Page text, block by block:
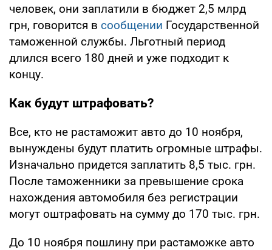
человек, они заплатили в бюджет 2,5 млрд
грн, говорится в сообщении Государственной
таможенной службы. Льготный период
длился всего 180 дней и уже подходит к
концу.
Как будут штрафовать?
Все, кто не растаможит авто до 10 ноября,
вынуждены будут платить огромные штрафы.
Изначально придется заплатить 8,5 тыс. грн.
После таможенники за превышение срока
нахождения автомобиля без регистрации
могут оштрафовать на сумму до 170 тыс. грн.
До 10 ноября пошлину при растаможке авто